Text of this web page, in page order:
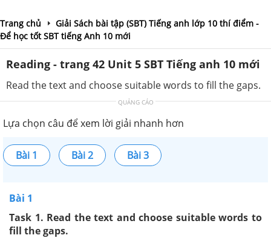
Trang chủ
Giải Sách bài tập (SBT) Tiếng anh lớp 10 thí điểm -
Để học tốt SBT tiếng Anh 10 mới
Reading - trang 42 Unit 5 SBT Tiếng anh 10 mới
Read the text and choose suitable words to fill the gaps.
QUẢNG CÁO
Lựa chọn câu để xem lời giải nhanh hơn
Bài 1 Bài 2 Bài 3
Bài 1
Task 1. Read the text and choose suitable words to
fill the gaps.